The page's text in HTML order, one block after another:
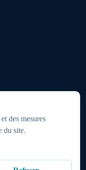
des mesures
du site.